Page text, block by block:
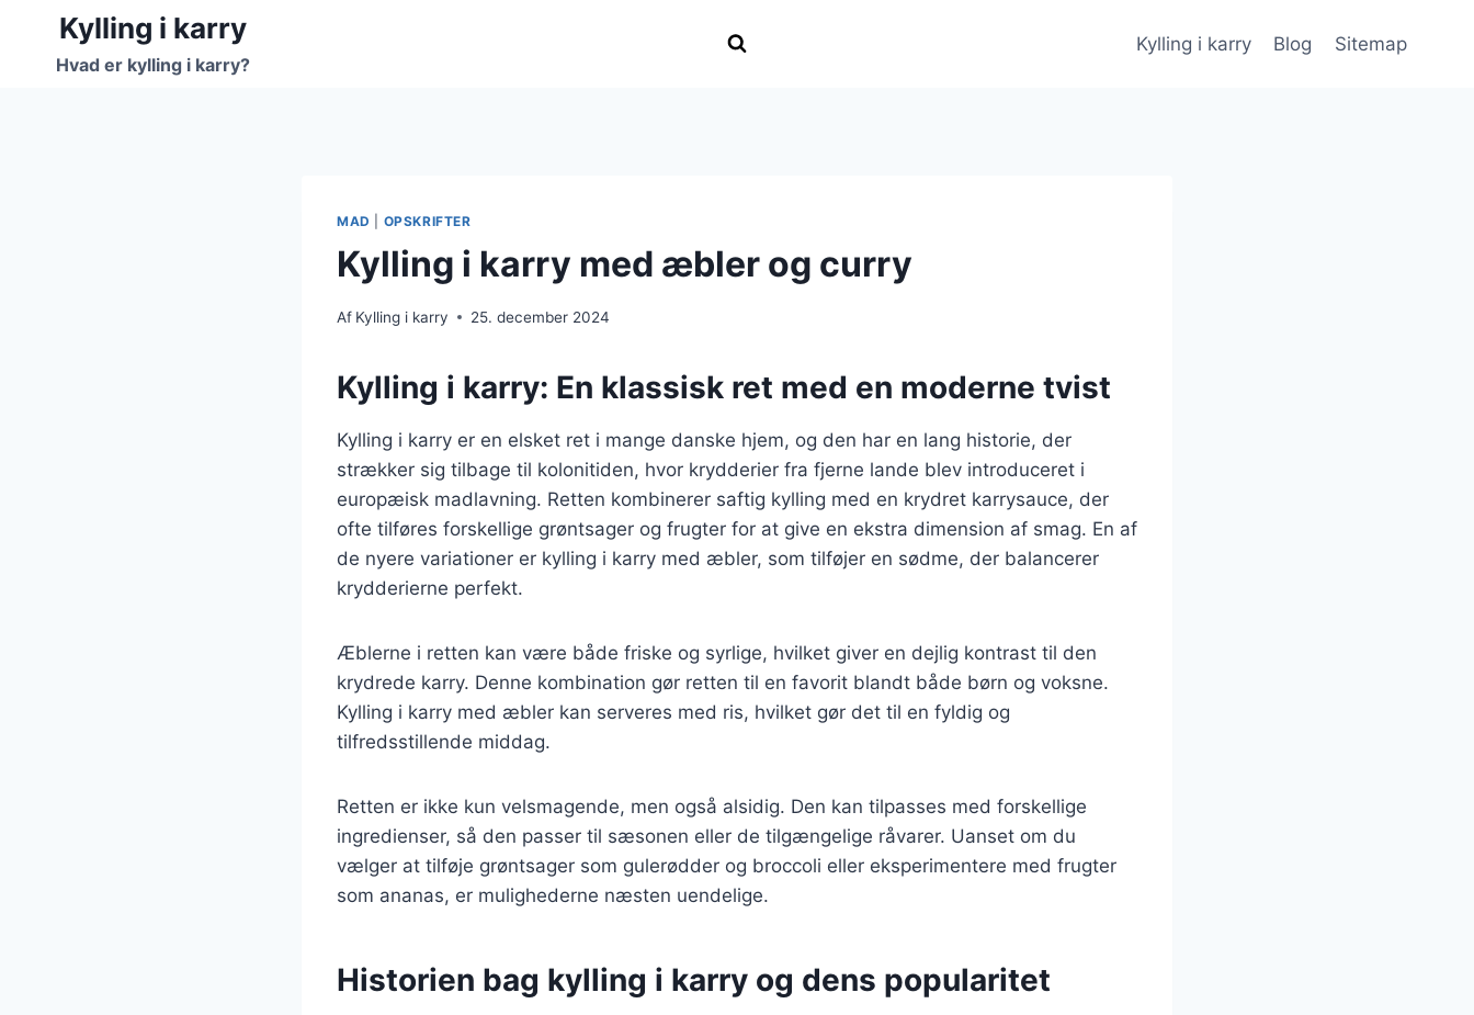
Fortsæt
indhold
Kylling i karry
Hvad er kylling i karry?
Kylling i karry Blog Sitemap
MAD OPSKRIFTER
Kylling i karry med æbler og curry
Af Kylling i karry 25. december 2024
Kylling i karry: En klassisk ret med en moderne tvist
Kylling i karry er en elsket ret i mange danske hjem, og den har en lang historie, der
strækker sig tilbage til kolonitiden, hvor krydderier fra fjerne lande blev introduceret i
europæisk madlavning. Retten kombinerer saftig kylling med en krydret karrysauce, der
ofte tilføres forskellige grøntsager og frugter for at give en ekstra dimension af smag. En af
de nyere variationer er kylling i karry med æbler, som tilføjer en sødme, der balancerer
krydderierne perfekt.
Æblerne i retten kan være både friske og syrlige, hvilket giver en dejlig kontrast til den
krydrede karry. Denne kombination gør retten til en favorit blandt både børn og voksne.
Kylling i karry med æbler kan serveres med ris, hvilket gør det til en fyldig og
tilfredsstillende middag.
Retten er ikke kun velsmagende, men også alsidig. Den kan tilpasses med forskellige
ingredienser, så den passer til sæsonen eller de tilgængelige råvarer. Uanset om du
vælger at tilføje grøntsager som gulerødder og broccoli eller eksperimentere med frugter
som ananas, er mulighederne næsten uendelige.
Historien bag kylling i karry og dens popularitet